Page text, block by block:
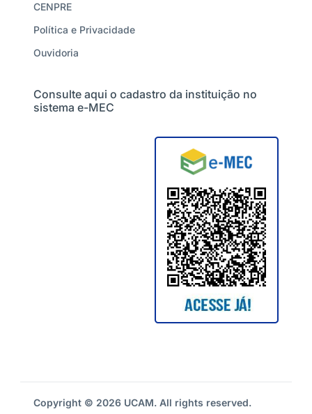
CENPRE
Política e Privacidade
Ouvidoria
Consulte aqui o cadastro da instituição no
sistema e-MEC
Copyright © 2026 UCAM. All rights reserved.